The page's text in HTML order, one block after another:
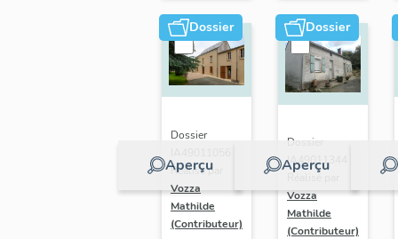
Dossier
Aperçu
Dossier
Réalisé par
Vozza
Mathilde
(Contributeur)
Dossier
Aperçu
Dossier
IA49011344 |
Vozza
Mathilde
(Contributeur)